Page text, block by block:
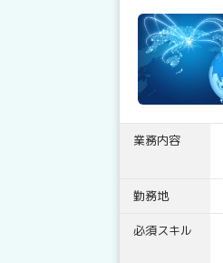
業務内容
勤務地
必須スキル